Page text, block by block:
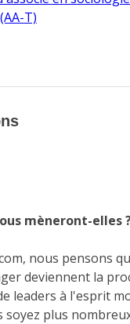
T)
mèneront-elles
nous pensons
deviennent la
leaders à l'esprit
soyez plus